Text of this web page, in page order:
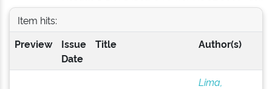
Item hits:
Preview
Issue
Date
Title Author(s)
Lima,